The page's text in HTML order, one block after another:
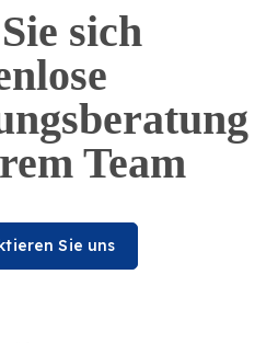
sich
Team
Sie uns